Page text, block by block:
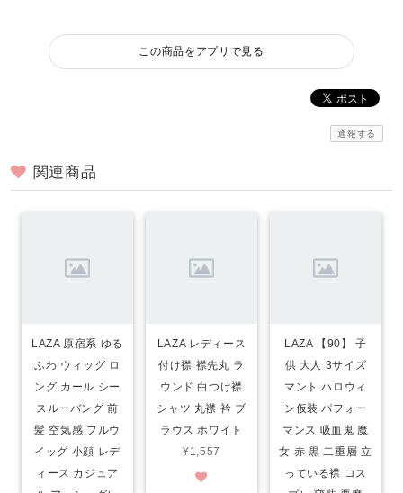
この商品をアプリで見る
通報する
関連商品
LAZA 原宿系 ゆる
ふわ ウィッグ ロ
ング カール シー
スルーバング 前
髪 空気感 フルウ
イッグ 小顔 レデ
ィース カジュア
LAZA レディース
付け襟 襟先丸 ラ
ウンド 白つけ襟
シャツ 丸襟 衿 ブ
ラウス ホワイト
¥1,557
LAZA 【90】 子
供 大人 3サイズ
マント ハロウィ
ン仮装 パフォー
マンス 吸血鬼 魔
女 赤 黒 二重層 立
っている襟 コス